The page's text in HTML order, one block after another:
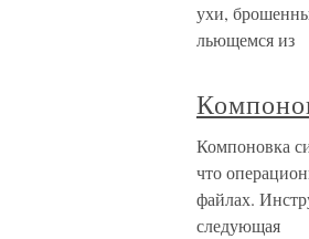
ухи,
льющемся из
Компоновка
что
файлах.
следующая